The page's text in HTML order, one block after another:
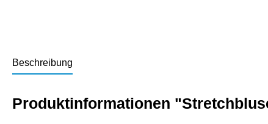
Beschreibung
Produktinformationen